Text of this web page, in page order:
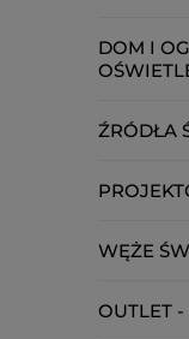
DOM I
ŹRÓDŁA
WĘŻE
OUTLET